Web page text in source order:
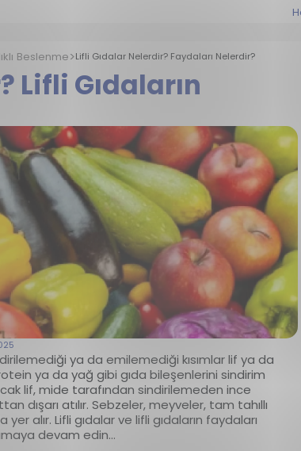
Beslenme Lifli Gıdalar Nelerdir? Faydaları Nelerdir?
Lifli Gıdaların
ya da emilemediği kısımlar lif ya da
ya da yağ gibi gıda bileşenlerini sindirim
lif, mide tarafından sindirilemeden ince
dışarı atılır. Sebzeler, meyveler, tam tahıllı
alır. Lifli gıdalar ve lifli gıdaların faydaları
devam edin…